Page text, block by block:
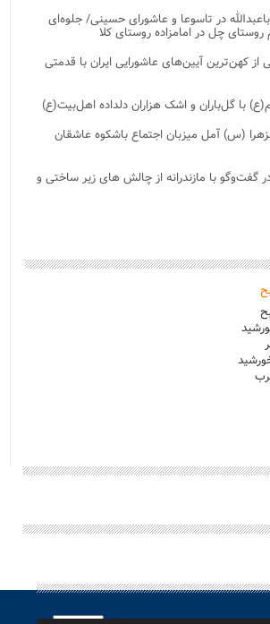
در تاسوعا و عاشورای حسینی/ جلوه‌ای
روستای چل در امامزاده روستای کلا
از کهن‌ترین آیین‌های عاشورایی ایران با قدمتی
با گل‌باران و اشک هزاران دلداده اهل‌بیت(ع)
(س) آمل میزبان اجتماع باشکوه عاشقان
گفت‌وگو با مازندرانه از چالش های زیر ساختی و